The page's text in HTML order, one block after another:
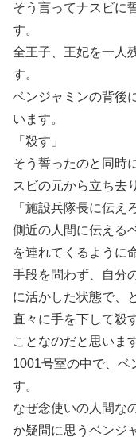
そう言ってナスビに
す。
全王子、王妃を一人
す。
ベンジャミンの背後
います。
「殺す」
そう誓ったのと同時
スビの元から立ち去
「施設兵隊長に伝え
側近の人間に伝える
を連れてくるように
手段を問わず、自分
に活かした状態で、
直々に手を下して殺
ことなのだと思いま
1001号室の中で、ベ
す。
なぜ念使いの人間な
か疑問に思うベンジ